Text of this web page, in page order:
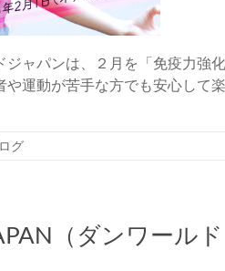
ャパンは、２月を「免疫力強
運動が苦手な方でも安心して
グ
（ダンワール